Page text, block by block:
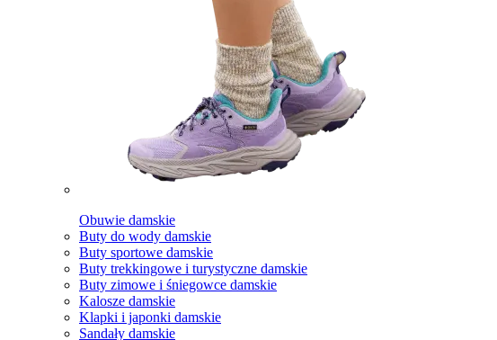
Obuwie damskie
Buty do wody damskie
Buty sportowe damskie
Buty trekkingowe i turystyczne damskie
Buty zimowe i śniegowce damskie
Kalosze damskie
Klapki i japonki damskie
Sandały damskie